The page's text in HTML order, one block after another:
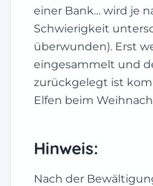
einer Bank… wird je
Schwierigkeit
überwunden). Erst
eingesammelt und
zurückgelegt ist
Elfen beim
Hinweis:
Nach der